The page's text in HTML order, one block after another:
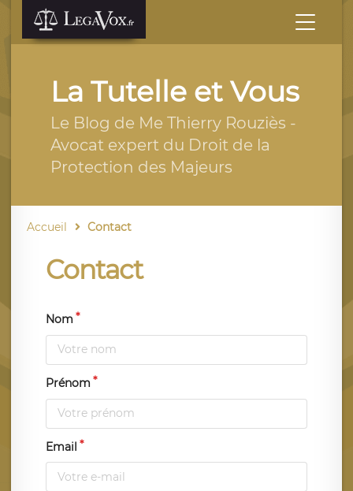
La Tutelle et Vous
Le Blog de Me Thierry Rouziès -
Avocat expert du Droit de la
Protection des Majeurs
Accueil Contact
Contact
Nom
Prénom
Email